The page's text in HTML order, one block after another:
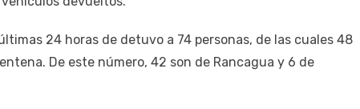
24 horas de detuvo a 74 personas, de las cuales 48
De este número, 42 son de Rancagua y 6 de